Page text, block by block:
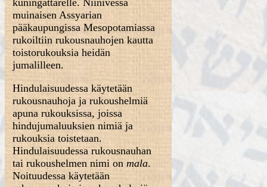
kuningattarelle. Niinivessa
muinaisen Assyarian
pääkaupungissa Mesopotamiassa
rukoiltiin rukousnauhojen kautta
toistorukouksia heidän
jumalilleen.
Hindulaisuudessa käytetään
rukousnauhoja ja rukoushelmiä
apuna rukouksissa, joissa
hindujumaluuksien nimiä ja
rukouksia toistetaan.
Hindulaisuudessa rukousnauhan
tai rukoushelmen nimi onmala.
Noituudessa käytetään